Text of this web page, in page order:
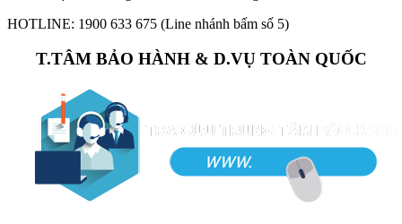
HOTLINE: 1900 633 675 (Line nhánh bấm số 5)
T.TÂM BẢO HÀNH & D.VỤ TOÀN QUỐC